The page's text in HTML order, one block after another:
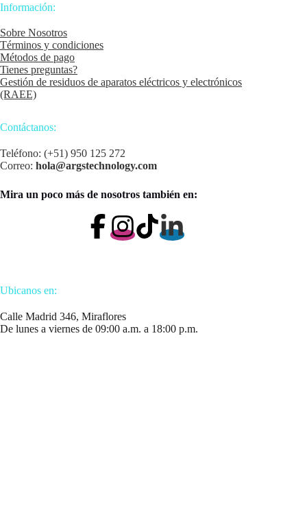
Información:
Sobre Nosotros
Términos y condiciones
Métodos de pago
Tienes preguntas?
Gestión de residuos de aparatos eléctricos y electrónicos
(RAEE)
Contáctanos:
Teléfono: (+51) 950 125 272
Correo: hola@argstechnology.com
Mira un poco más de nosotros también en:
Ubicanos en:
Calle Madrid 346, Miraflores
De lunes a viernes de 09:00 a.m. a 18:00 p.m.